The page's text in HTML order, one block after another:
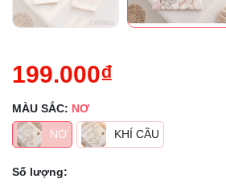
199.000₫
MÀU SẮC: NƠ
NƠ
KHÍ CẦU
Số lượng: